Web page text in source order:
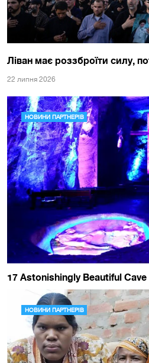
Ліван має роззброїти силу,
22 липня 2026